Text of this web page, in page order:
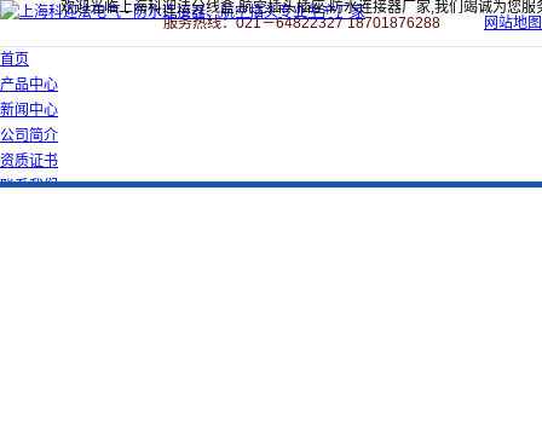
欢迎光临上海科迎法分线盒,航空插头插座,防水连接器厂家,我们竭诚为您服
服务热线：021－64822327 18701876288
网站地图
首页
产品中心
新闻中心
公司简介
资质证书
联系我们